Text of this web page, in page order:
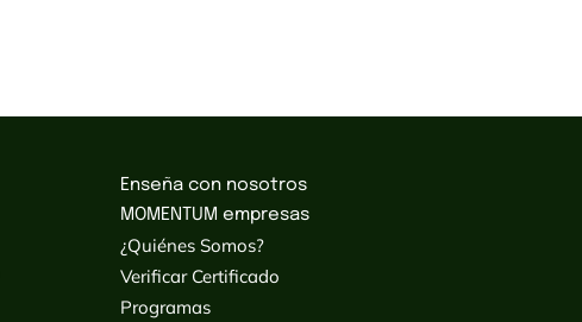
Enseña con nosotros
MOMENTUM empresas
¿Quiénes Somos?
Verificar Certificado
Programas